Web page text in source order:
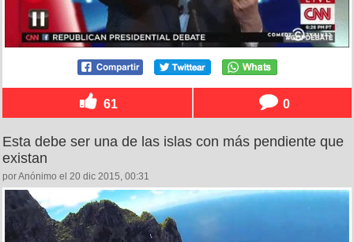
61 0
Esta debe ser una de las islas con más pendiente que
existan
por Anónimo el 20 dic 2015, 00:31